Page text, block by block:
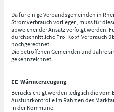
Da für einige Verbandsgemeinden in
Stromverbrauch vorliegen, muss für
abweichender Ansatz verfolgt werden.
durchschnittliche Pro-Kopf-Verbrauch
hochgerechnet.
Die betroffenen Gemeinden und Jahre
gekennzeichnet.
EE-Wärmeerzeugung
Berücksichtigt werden lediglich die vom
Ausfuhrkontrolle im Rahmen des
in der Kommune.